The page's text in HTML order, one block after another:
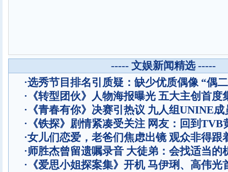
----- 文娱新闻精选 -----
·选秀节目排名引质疑：缺少优质偶像 “偶
· 《转型团伙》人物海报曝光 五大主创首度
· 《青春有你》决赛引热议 九人组UNINE成
· 《铁探》剧情紧凑受关注 网友：回到TVB
·女儿们恋爱，老爸们焦虑出镜 观众非得跟
·师胜杰曾留遗嘱录音 大徒弟：会找适当的
· 《爱思小姐探案集》开机 马伊琍、高伟光